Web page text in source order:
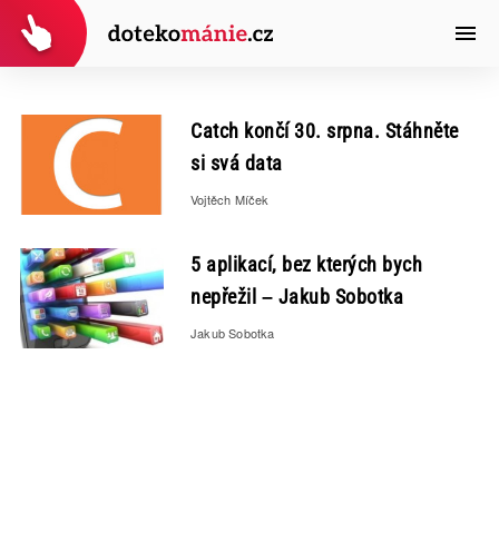
Catch končí 30. srpna. Stáhněte
si svá data
Vojtěch Míček
5 aplikací, bez kterých bych
nepřežil – Jakub Sobotka
Jakub Sobotka